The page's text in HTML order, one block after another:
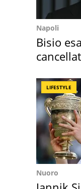
Napoli
Bisio
LIFESTYLE
Nuoro